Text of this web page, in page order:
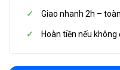
Giao nhanh 2h –
Hoàn tiền nếu